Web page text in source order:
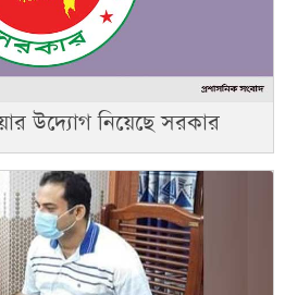
উদ্যোগ নিয়েছে সরকার